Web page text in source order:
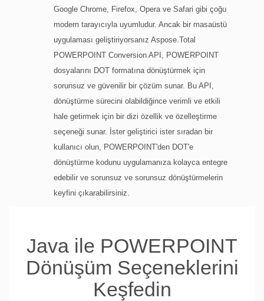
Google Chrome, Firefox, Opera ve Safari gibi çoğu
modern tarayıcıyla uyumludur. Ancak bir masaüstü
uygulaması geliştiriyorsanız Aspose.Total
POWERPOINT Conversion API, POWERPOINT
dosyalarını DOT formatına dönüştürmek için
sorunsuz ve güvenilir bir çözüm sunar. Bu API,
dönüştürme sürecini olabildiğince verimli ve etkili
hale getirmek için bir dizi özellik ve özelleştirme
seçeneği sunar. İster geliştirici ister sıradan bir
kullanıcı olun, POWERPOINT'den DOT'e
dönüştürme kodunu uygulamanıza kolayca entegre
edebilir ve sorunsuz ve sorunsuz dönüştürmelerin
keyfini çıkarabilirsiniz.
Java ile POWERPOINT
Dönüşüm Seçeneklerini
Keşfedin